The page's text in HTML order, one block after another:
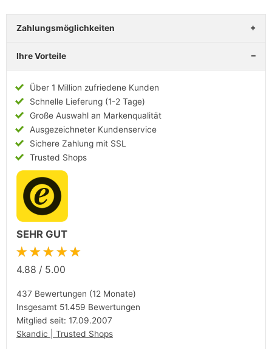
Zahlungsmöglichkeiten
Ihre Vorteile
Über 1 Million zufriedene Kunden
Schnelle Lieferung (1-2 Tage)
Große Auswahl an Markenqualität
Ausgezeichneter Kundenservice
Sichere Zahlung mit SSL
Trusted Shops
SEHR GUT
★★★★★
4.88 / 5.00
437 Bewertungen (12 Monate)
Insgesamt 51.459 Bewertungen
Mitglied seit: 17.09.2007
Skandic | Trusted Shops